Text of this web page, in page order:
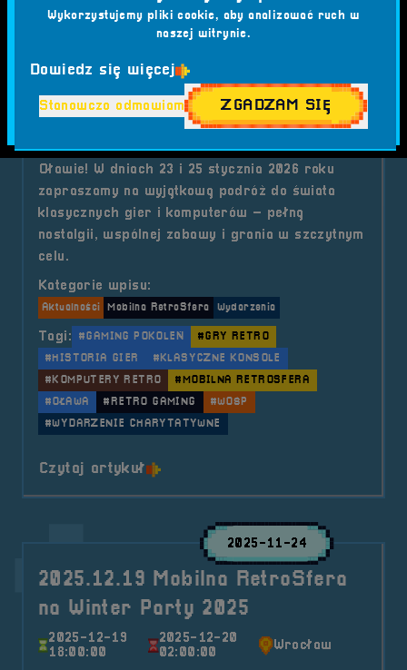
RetroSfera na WOŚP w Oławie
2026-01-23
2026-01-25
17:00:00
Oławie. ul.
Żołnierzy AK
21
Mobilna RetroSfera zagra razem z WOŚP w
Oławie! W dniach 23 i 25 stycznia 2026 roku
zapraszamy na wyjątkową podróż do świata
klasycznych gier i komputerów – pełną
nostalgii, wspólnej zabawy i grania w szczytnym
celu.
Kategorie wpisu:
Aktualności Mobilna RetroSfera Wydarzenia
Tagi: #GAMING POKOLEŃ
#GRY RETRO
#HISTORIA GIER
#KLASYCZNE KONSOLE
#KOMPUTERY RETRO
#MOBILNA RETROSFERA
#OŁAWA
#RETRO GAMING
#WOŚP
#WYDARZENIE CHARYTATYWNE
Czytaj artykuło tytule 2026.01.23 i 25 Mobilna
2025-11-24
2025.12.19 Mobilna RetroSfera
na Winter Party 2025
2025-12-19
18:00:00
2025-12-20
02:00:00
Wrocław
Wykorzystujemy pliki cookie, aby analizować ruch w
naszej witrynie.
Dowiedz się więcej
Stanowczo odmawiam ZGADZAM SIĘ